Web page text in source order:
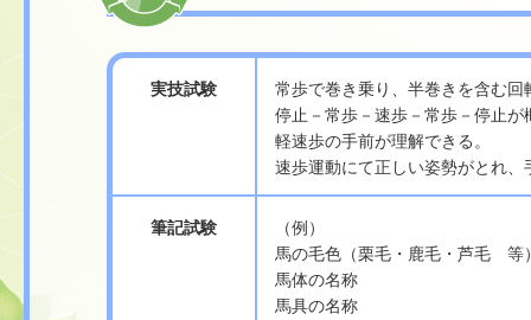
実技試験
常歩で巻き乗り、半巻きを含む
停止－常歩－速歩－常歩－停止
軽速歩の手前が理解できる。
速歩運動にて正しい姿勢がとれ
筆記試験
（例）
馬の毛色（栗毛・鹿毛・芦毛 等
馬体の名称
馬具の名称